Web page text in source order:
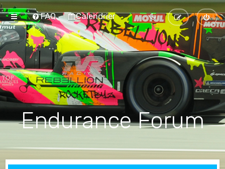
FAQ Calendrier
Endurance Forum